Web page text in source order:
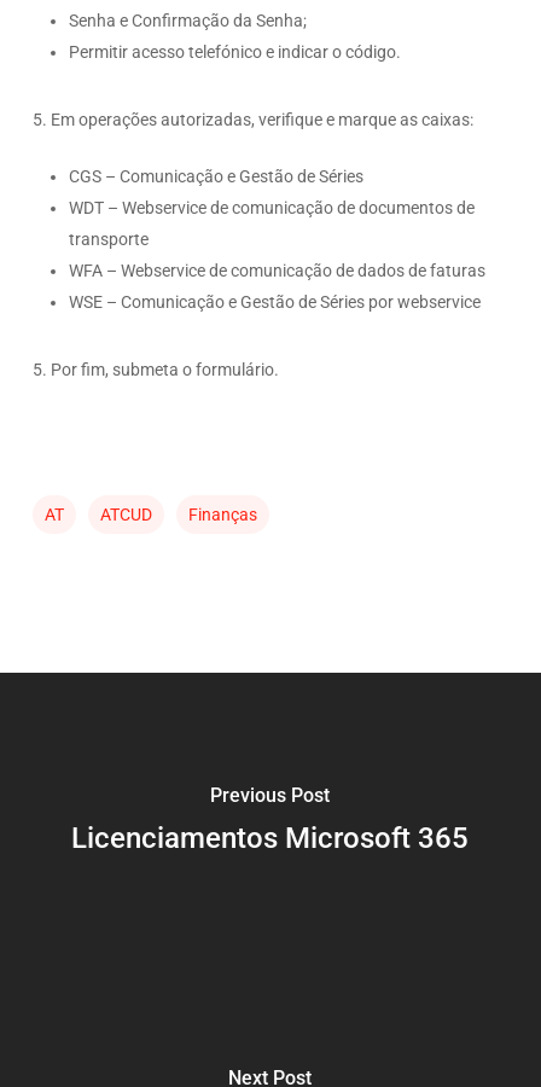
Senha e Confirmação da Senha;
Permitir acesso telefónico e indicar o código.
5. Em operações autorizadas, verifique e marque as caixas:
CGS – Comunicação e Gestão de Séries
WDT – Webservice de comunicação de documentos de
transporte
WFA – Webservice de comunicação de dados de faturas
WSE – Comunicação e Gestão de Séries por webservice
5. Por fim, submeta o formulário.
AT ATCUD Finanças
Previous Post
Licenciamentos Microsoft 365
Next Post